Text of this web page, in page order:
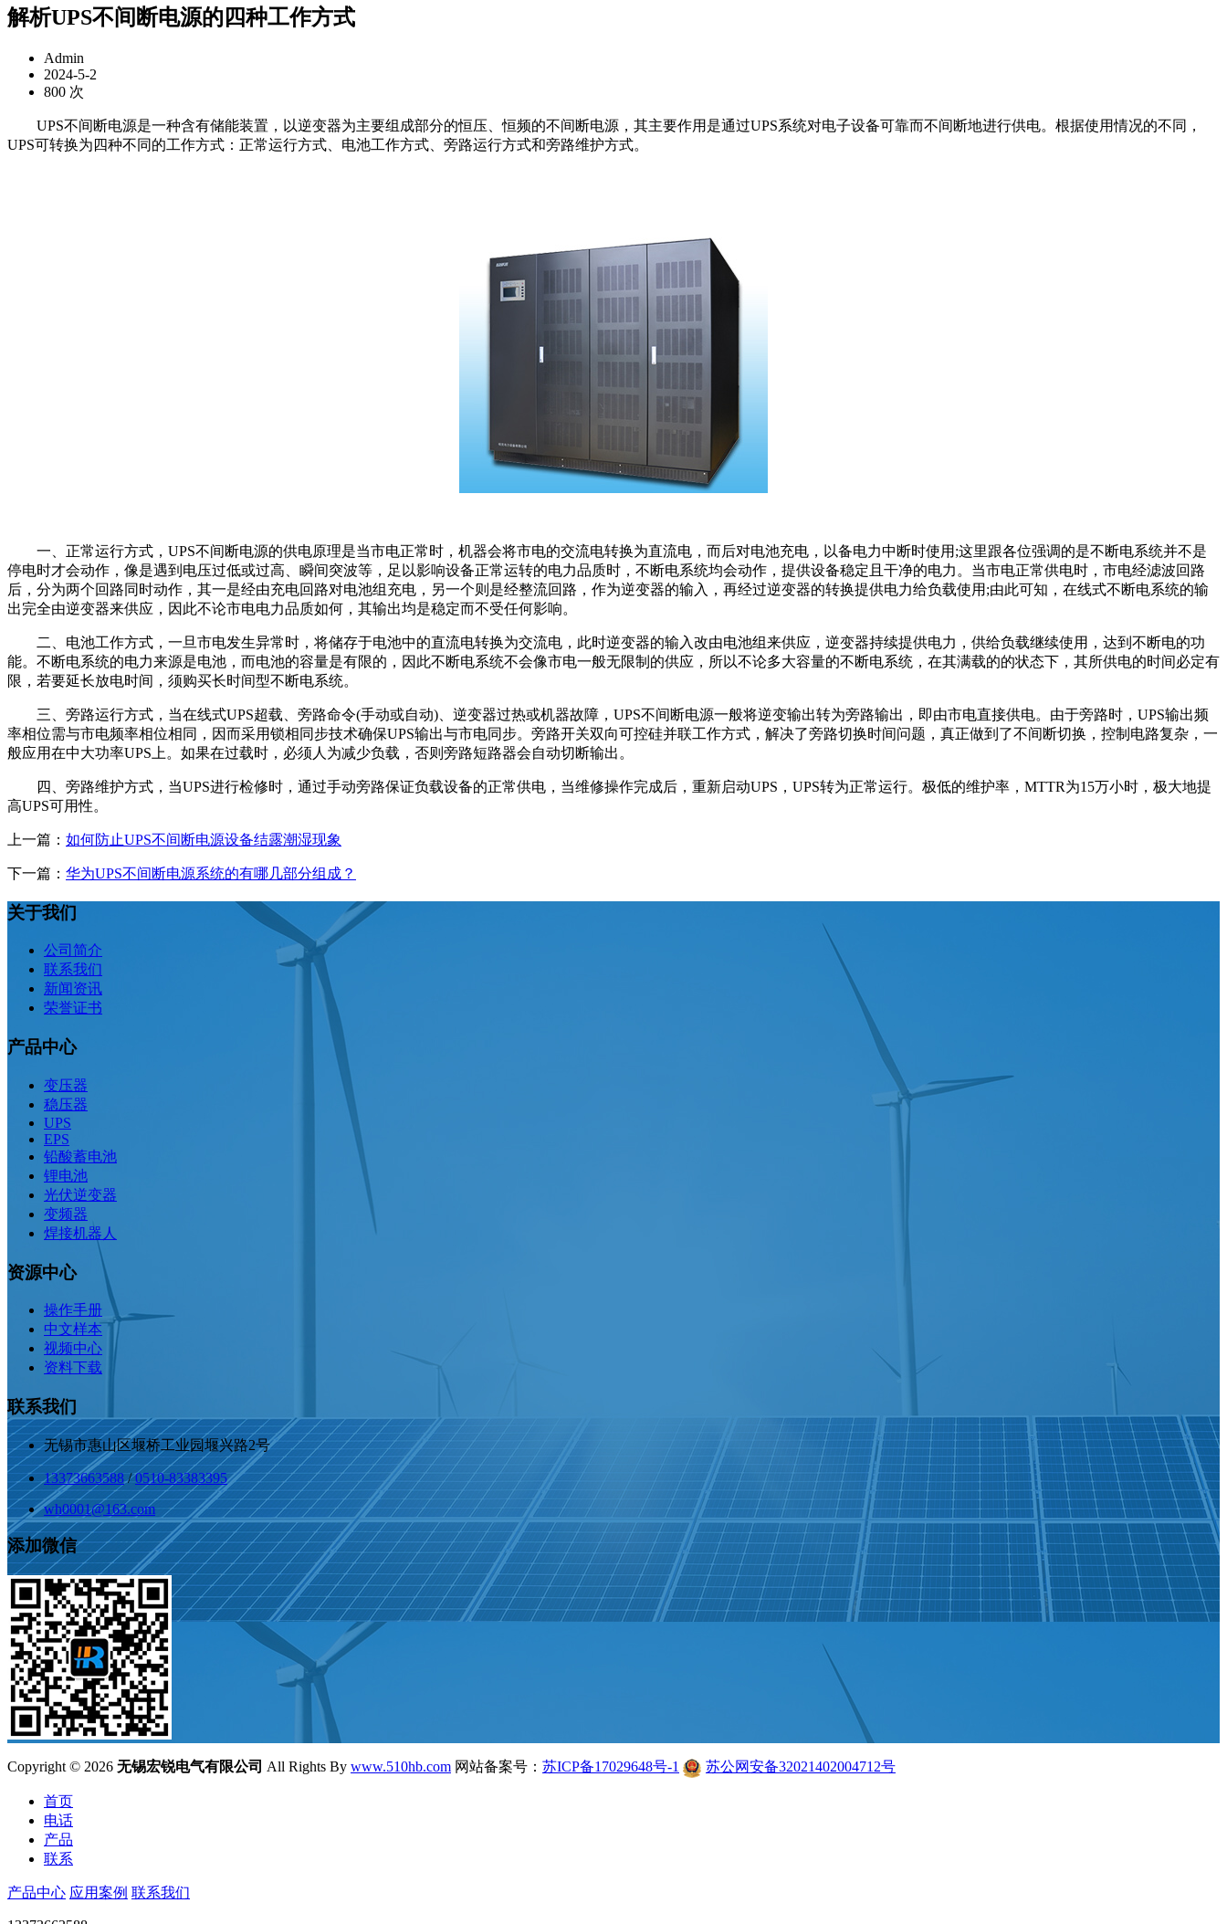
解析UPS不间断电源的四种工作方式
Admin
2024-5-2
800 次
UPS不间断电源是一种含有储能装置，以逆变器为主要组成部分的恒压、恒频的不间断电源，其主要作用是通过UPS系统对电子设备可靠而不间断地进行供电。根据使用情况的不同，
UPS可转换为四种不同的工作方式：正常运行方式、电池工作方式、旁路运行方式和旁路维护方式。
一、正常运行方式，UPS不间断电源的供电原理是当市电正常时，机器会将市电的交流电转换为直流电，而后对电池充电，以备电力中断时使用;这里跟各位强调的是不断电系统并不是
停电时才会动作，像是遇到电压过低或过高、瞬间突波等，足以影响设备正常运转的电力品质时，不断电系统均会动作，提供设备稳定且干净的电力。当市电正常供电时，市电经滤波回路
后，分为两个回路同时动作，其一是经由充电回路对电池组充电，另一个则是经整流回路，作为逆变器的输入，再经过逆变器的转换提供电力给负载使用;由此可知，在线式不断电系统的输
出完全由逆变器来供应，因此不论市电电力品质如何，其输出均是稳定而不受任何影响。
二、电池工作方式，一旦市电发生异常时，将储存于电池中的直流电转换为交流电，此时逆变器的输入改由电池组来供应，逆变器持续提供电力，供给负载继续使用，达到不断电的功
能。不断电系统的电力来源是电池，而电池的容量是有限的，因此不断电系统不会像市电一般无限制的供应，所以不论多大容量的不断电系统，在其满载的的状态下，其所供电的时间必定有
限，若要延长放电时间，须购买长时间型不断电系统。
三、旁路运行方式，当在线式UPS超载、旁路命令(手动或自动)、逆变器过热或机器故障，UPS不间断电源一般将逆变输出转为旁路输出，即由市电直接供电。由于旁路时，UPS输出频
率相位需与市电频率相位相同，因而采用锁相同步技术确保UPS输出与市电同步。旁路开关双向可控硅并联工作方式，解决了旁路切换时间问题，真正做到了不间断切换，控制电路复杂，一
般应用在中大功率UPS上。如果在过载时，必须人为减少负载，否则旁路短路器会自动切断输出。
四、旁路维护方式，当UPS进行检修时，通过手动旁路保证负载设备的正常供电，当维修操作完成后，重新启动UPS，UPS转为正常运行。极低的维护率，MTTR为15万小时，极大地提
高UPS可用性。
上一篇： 如何防止UPS不间断电源设备结露潮湿现象
下一篇： 华为UPS不间断电源系统的有哪几部分组成？
关于我们
公司简介
联系我们
新闻资讯
荣誉证书
产品中心
变压器
稳压器
UPS
EPS
铅酸蓄电池
锂电池
光伏逆变器
变频器
焊接机器人
资源中心
操作手册
中文样本
视频中心
资料下载
联系我们
无锡市惠山区堰桥工业园堰兴路2号
13373663588/0510-83383395
wh0001@163.com
添加微信
Copyright © 2026 无锡宏锐电气有限公司 All Rights By www.510hb.com 网站备案号： 苏ICP备17029648号-1 苏公网安备32021402004712号
首页
电话
产品
联系
产品中心 应用案例 联系我们